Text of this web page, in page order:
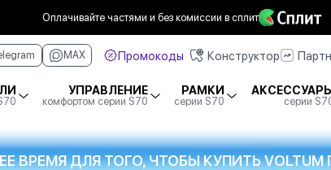
Оплачивайте частями и без комиссии в сплит
MAX Промокоды Конструктор
УПРАВЛЕНИЕ
комфортом серии S70
РАМКИ
серии S70 серии
ВРЕМЯ ДЛЯ ТОГО, ЧТОБЫ КУПИТЬ